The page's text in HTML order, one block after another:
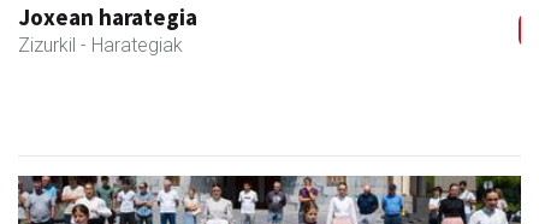
Zubeldia arrain eta mariskoa
Zizurkil - Arrandegiak